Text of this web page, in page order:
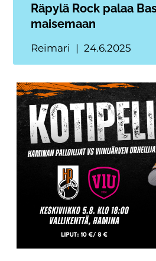
Räpylä Rock palaa
maisemaan
Reimari 24.6.2025